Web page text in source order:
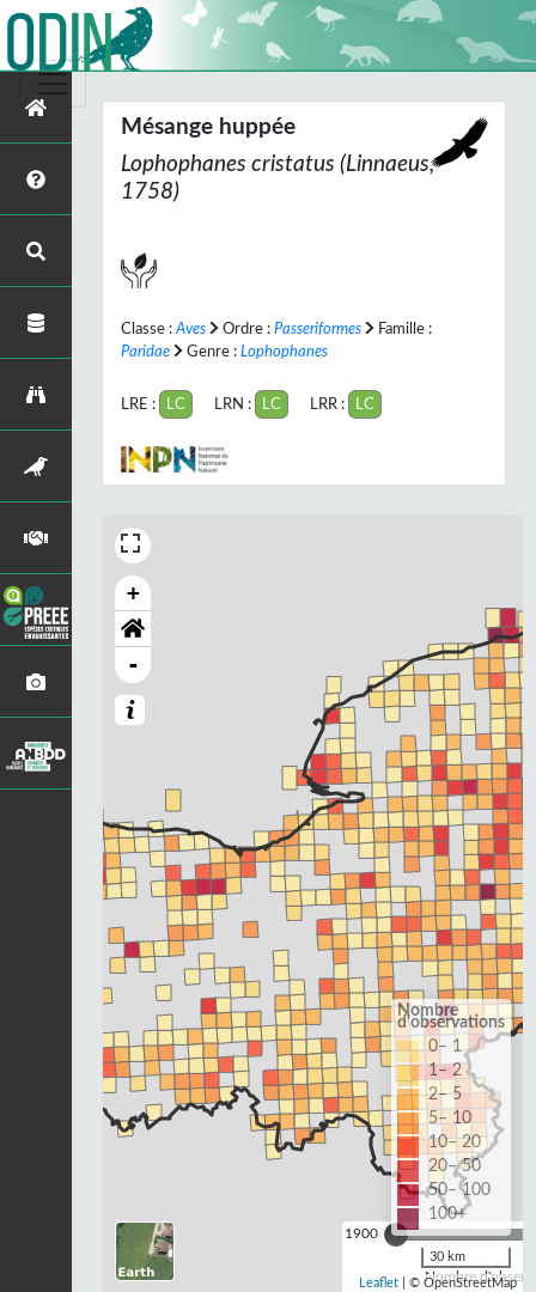
Mésange huppée
Lophophanes cristatus (Linnaeus,
1758)
Classe : Aves Ordre : Passeriformes
Famille :
Paridae
Genre : Lophophanes
LRE : LC LRN : LC LRR : LC
+
-
1900
Nombre
Nombre
d'observations
0– 1
1– 2
2– 5
5– 10
10– 20
20– 50
50– 100
100+
30 km
Leaflet | © OpenStreetMap